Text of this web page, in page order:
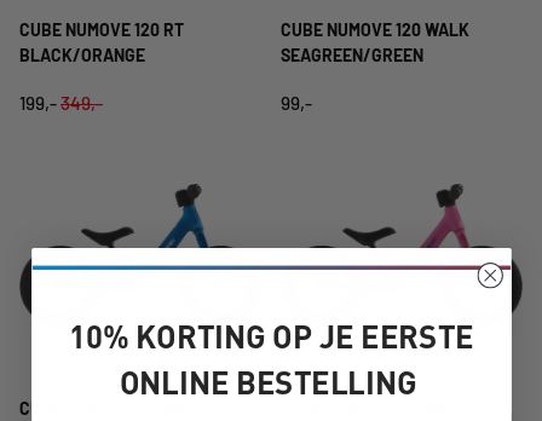
CUBE NUMOVE 120 RT
BLACK/ORANGE
199,-349,-
CUBE NUMOVE 120 WALK
SEAGREEN/GREEN
99,-
CUBE NUMOVE 120 WALK
10% KORTING OP JE EERSTE
ONLINE BESTELLING